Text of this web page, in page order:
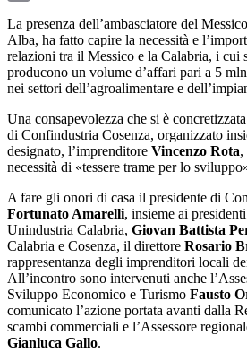
La presenza dell’ambasciatore del
Alba, ha fatto capire la necessità e
relazioni tra il Messico e la Calabria, i cui
producono un volume d’affari pari a 5
nei settori dell’agroalimentare e
Una consapevolezza che si è
di Confindustria Cosenza, organizzato
designato, l’imprenditore Vincenzo Rota,
necessità di «tessere trame per lo
A fare gli onori di casa il presidente di
Fortunato Amarelli, insieme ai presidenti
Unindustria Calabria, Giovan Battista
Calabria e Cosenza, il direttore Rosario
rappresentanza degli imprenditori locali
All’incontro sono intervenuti anche
Sviluppo Economico e Turismo Fausto
comunicato l’azione portata avanti dalla
scambi commerciali e l’Assessore
Gianluca Gallo.